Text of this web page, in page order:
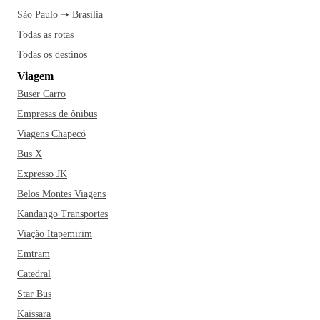
São Paulo ➝ Brasília
Todas as rotas
Todas os destinos
Viagem
Buser Carro
Empresas de ônibus
Viagens Chapecó
Bus X
Expresso JK
Belos Montes Viagens
Kandango Transportes
Viação Itapemirim
Emtram
Catedral
Star Bus
Kaissara